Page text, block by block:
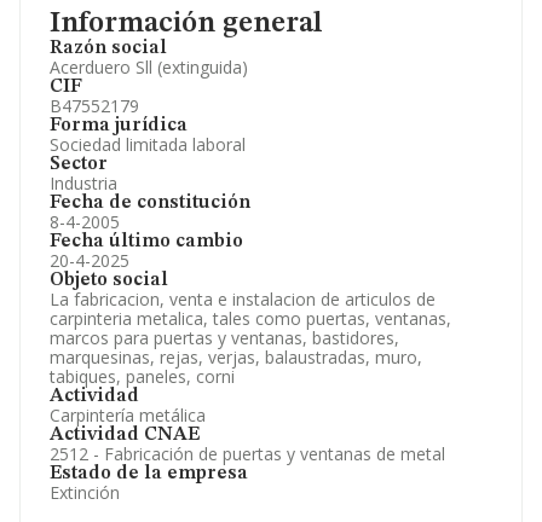
Información general
Razón social
Acerduero Sll (extinguida)
CIF
B47552179
Forma jurídica
Sociedad limitada laboral
Sector
Industria
Fecha de constitución
8-4-2005
Fecha último cambio
20-4-2025
Objeto social
La fabricacion, venta e instalacion de articulos de
carpinteria metalica, tales como puertas, ventanas,
marcos para puertas y ventanas, bastidores,
marquesinas, rejas, verjas, balaustradas, muro,
tabiques, paneles, corni
Actividad
Carpintería metálica
Actividad CNAE
2512 - Fabricación de puertas y ventanas de metal
Estado de la empresa
Extinción
Información oficial y registral complementaria.